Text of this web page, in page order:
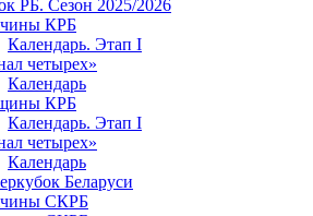
РБ. Сезон 2025/2026
КРБ
Календарь. Этап I
четырех»
Календарь
КРБ
Календарь. Этап I
четырех»
Календарь
Беларуси
СКРБ